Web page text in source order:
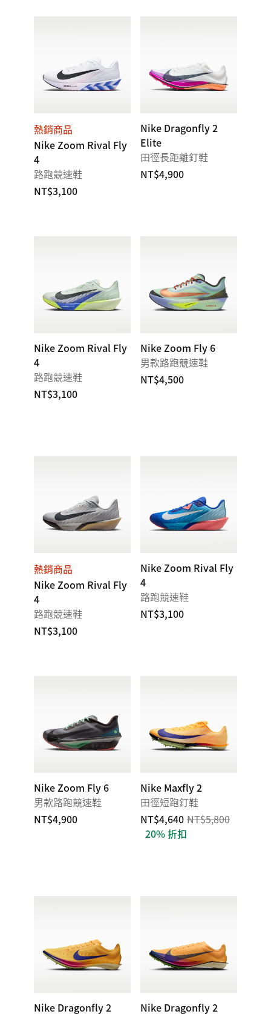
熱銷商品
Nike Zoom Rival Fly
4
路跑競速鞋
NT$3,100
Nike Dragonfly 2
Elite
田徑長距離釘鞋
NT$4,900
Nike Zoom Rival Fly
4
路跑競速鞋
NT$3,100
Nike Zoom Fly 6
男款路跑競速鞋
NT$4,500
熱銷商品
Nike Zoom Rival Fly
4
路跑競速鞋
NT$3,100
Nike Zoom Rival Fly
4
路跑競速鞋
NT$3,100
Nike Zoom Fly 6
男款路跑競速鞋
NT$4,900
Nike Maxfly 2
田徑短跑釘鞋
NT$4,640 NT$5,800
20% 折扣
Nike Dragonfly 2 Nike Dragonfly 2